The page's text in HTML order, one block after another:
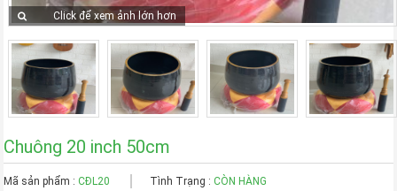
Click để xem ảnh lớn hơn
Chuông 20 inch 50cm
Mã sản phẩm :CĐL20 Tình Trạng : CÒN HÀNG